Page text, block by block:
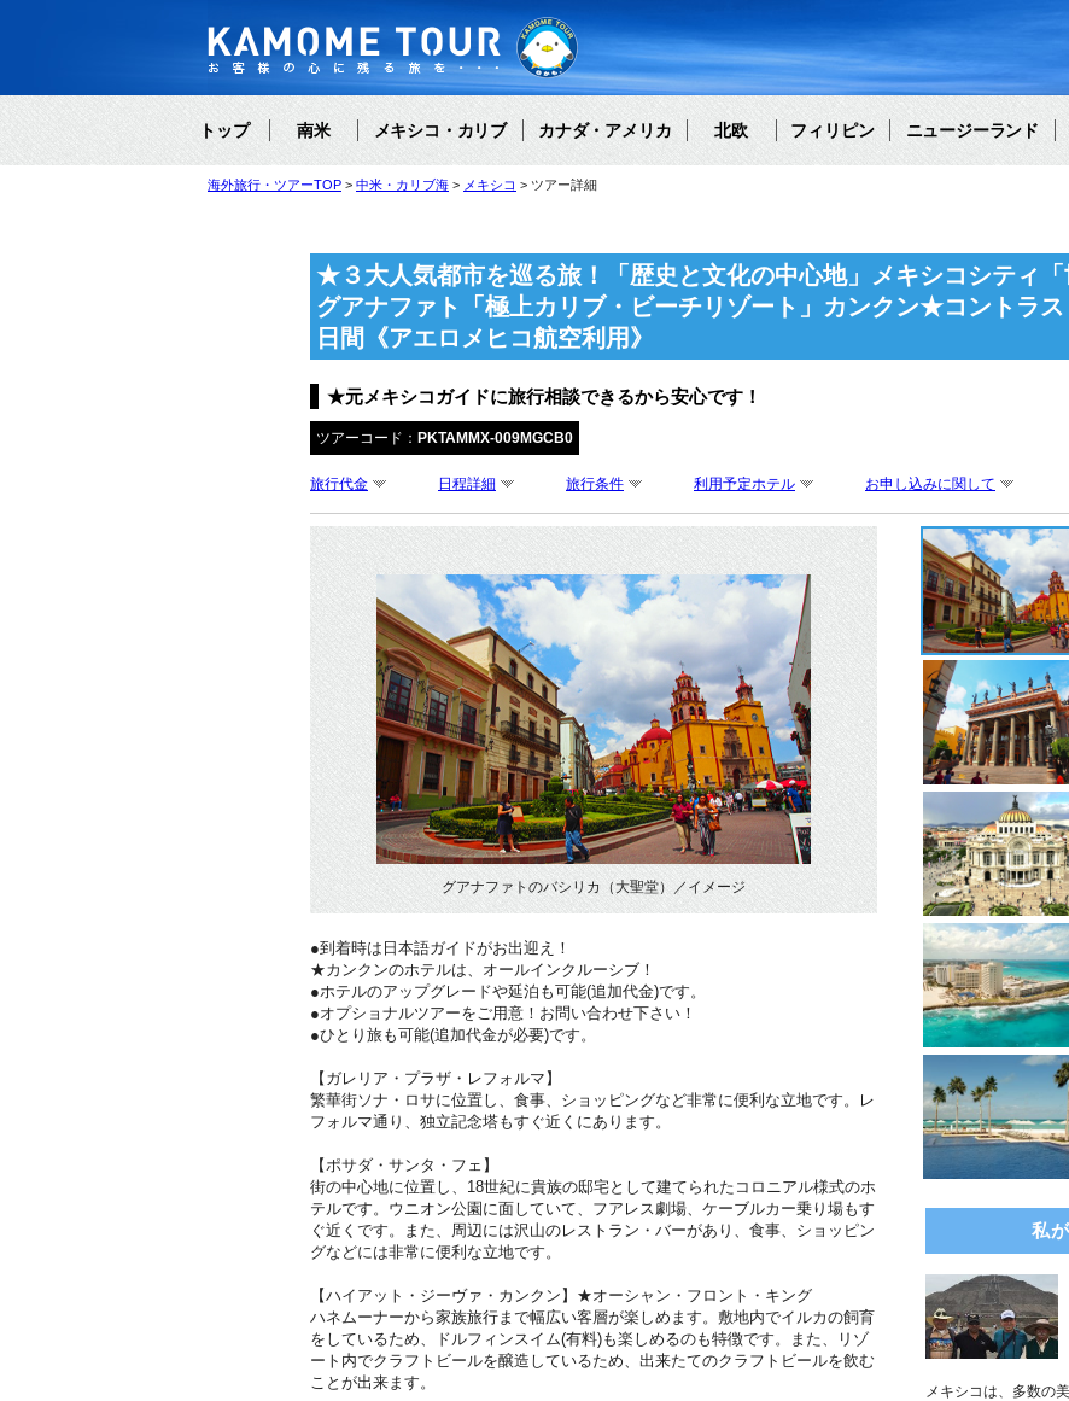
トップ 南米 メキシコ・カリブ カナダ・アメリカ 北欧 フィリピン ニュージーランド
海外旅行・ツアーTOP 中米・カリブ海 メキシコ ツアー詳細
★３大人気都市を巡る旅！「歴史と文化の中心地」メキシコシティ「
グアナファト「極上カリブ・ビーチリゾート」カンクン★コントラ
日間《アエロメヒコ航空利用》
★元メキシコガイドに旅行相談できるから安心です！
ツアーコード： PKTAMMX-009MGCB0
旅行代金 日程詳細 旅行条件 利用予定ホテル お申し込みに関して
グアナファトのバシリカ（大聖堂）／イメージ
●到着時は日本語ガイドがお出迎え！
★カンクンのホテルは、オールインクルーシブ！
●ホテルのアップグレードや延泊も可能(追加代金)です。
●オプショナルツアーをご用意！お問い合わせ下さい！
●ひとり旅も可能(追加代金が必要)です。
【ガレリア・プラザ・レフォルマ】
繁華街ソナ・ロサに位置し、食事、ショッピングなど非常に便利な立地です。レ
フォルマ通り、独立記念塔もすぐ近くにあります。
【ポサダ・サンタ・フェ】
街の中心地に位置し、18世紀に貴族の邸宅として建てられたコロニアル様式のホ
テルです。ウニオン公園に面していて、フアレス劇場、ケーブルカー乗り場もす
ぐ近くです。また、周辺には沢山のレストラン・バーがあり、食事、ショッピン
グなどには非常に便利な立地です。
【ハイアット・ジーヴァ・カンクン】★オーシャン・フロント・キング
ハネムーナーから家族旅行まで幅広い客層が楽しめます。敷地内でイルカの飼育
をしているため、ドルフィンスイム(有料)も楽しめるのも特徴です。また、リゾ
ート内でクラフトビールを醸造しているため、出来たてのクラフトビールを飲む
ことが出来ます。
私
メキシコは、多数の